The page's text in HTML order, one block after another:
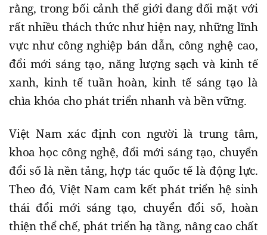
rằng, trong bối cảnh thế giới đang đối mặt với
rất nhiều thách thức như hiện nay, những lĩnh
vực như công nghiệp bán dẫn, công nghệ cao,
đổi mới sáng tạo, năng lượng sạch và kinh tế
xanh, kinh tế tuần hoàn, kinh tế sáng tạo là
chìa khóa cho phát triển nhanh và bền vững.
Việt Nam xác định con người là trung tâm,
khoa học công nghệ, đổi mới sáng tạo, chuyển
đổi số là nền tảng, hợp tác quốc tế là động lực.
Theo đó, Việt Nam cam kết phát triển hệ sinh
thái đổi mới sáng tạo, chuyển đổi số, hoàn
thiện thể chế, phát triển hạ tầng, nâng cao chất